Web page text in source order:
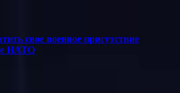
свое военное присутствие
НАТО